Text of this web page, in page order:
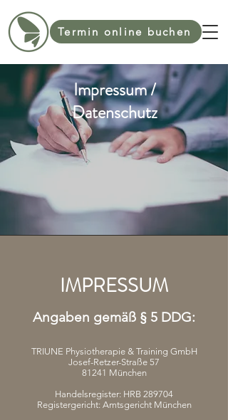
Termin online buchen
Impressum /
Datenschutz
IMPRESSUM
Angaben gemäß § 5 DDG:
TRIUNE Physiotherapie & Training GmbH
Josef-Retzer-Straße 57
81241 München
Handelsregister: HRB 289704
Registergericht: Amtsgericht München